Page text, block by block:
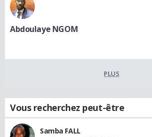
Abdoulaye NGOM
PLUS
Vous recherchez peut-être
Samba FALL